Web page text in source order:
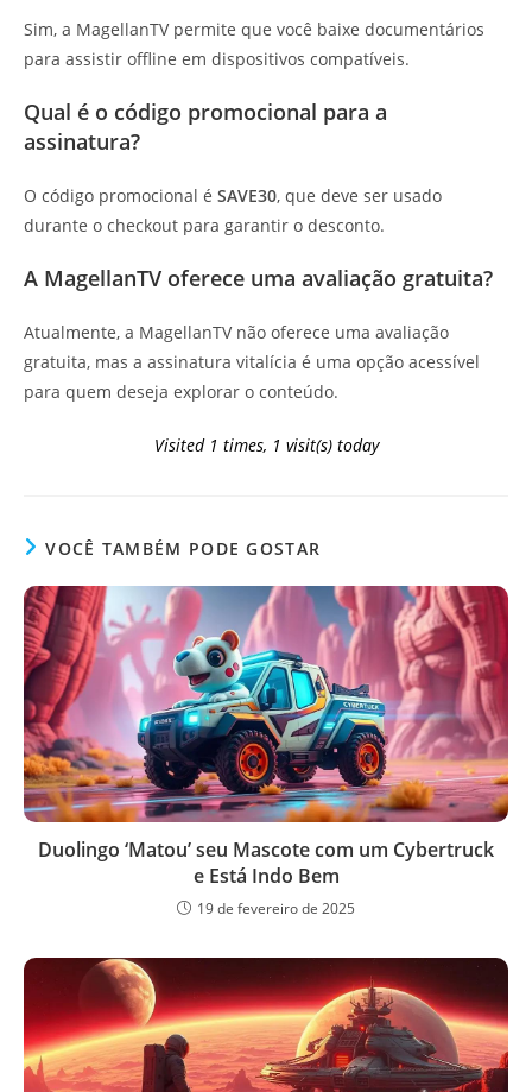
Sim, a MagellanTV permite que você baixe documentários
para assistir offline em dispositivos compatíveis.
Qual é o código promocional para a
assinatura?
O código promocional é SAVE30, que deve ser usado
durante o checkout para garantir o desconto.
A MagellanTV oferece uma avaliação gratuita?
Atualmente, a MagellanTV não oferece uma avaliação
gratuita, mas a assinatura vitalícia é uma opção acessível
para quem deseja explorar o conteúdo.
Visited 1 times, 1 visit(s) today
VOCÊ TAMBÉM PODE GOSTAR
Duolingo ‘Matou’ seu Mascote com um Cybertruck
e Está Indo Bem
19 de fevereiro de 2025